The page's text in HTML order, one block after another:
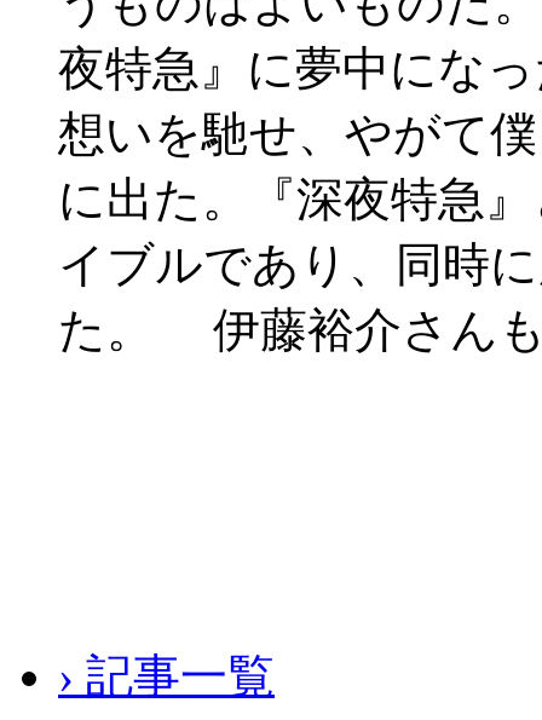
夜特急』に夢中にな
想いを馳せ、やがて
に出た。『深夜特急
イブルであり、同時
た。 伊藤裕介さん
› 記事一覧